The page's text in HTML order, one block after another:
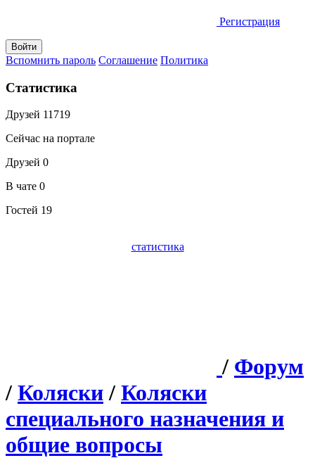
Регистрация
Вспомнить пароль Соглашение Политика
Статистика
Друзей 11719
Сейчас на портале
Друзей 0
В чате 0
Гостей 19
статистика
/ Форум
/ Коляски / Коляски
специального назначения и
общие вопросы